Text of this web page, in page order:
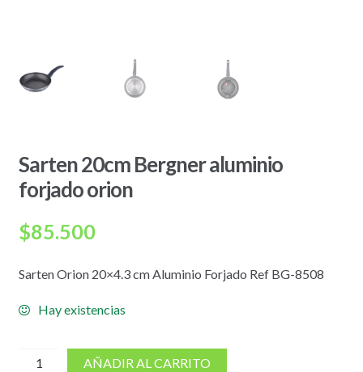
Sarten 20cm Bergner aluminio
forjado orion
$85.500
Sarten Orion 20×4.3 cm Aluminio Forjado Ref BG-8508
Hay existencias
cantidad
AÑADIR AL CARRITO